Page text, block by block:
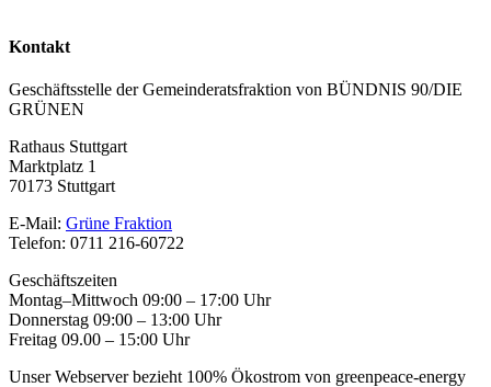
Kontakt
Geschäftsstelle der Gemeinderatsfraktion von BÜNDNIS 90/DIE
GRÜNEN
Rathaus Stuttgart
Marktplatz 1
70173 Stuttgart
E-Mail: Grüne Fraktion
Telefon: 0711 216-60722
Geschäftszeiten
Montag–Mittwoch 09:00 – 17:00 Uhr
Donnerstag 09:00 – 13:00 Uhr
Freitag 09.00 – 15:00 Uhr
Unser Webserver bezieht 100% Ökostrom von greenpeace-energy